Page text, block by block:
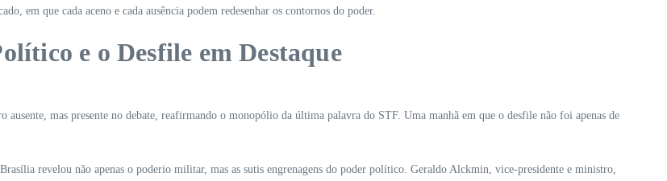
em que cada aceno e cada ausência podem redesenhar os contornos do poder.
e o Desfile em Destaque
mas presente no debate, reafirmando o monopólio da última palavra do STF. Uma manhã em que o desfile não foi apenas de
revelou não apenas o poderio militar, mas as sutis engrenagens do poder político. Geraldo Alckmin, vice-presidente e ministro,